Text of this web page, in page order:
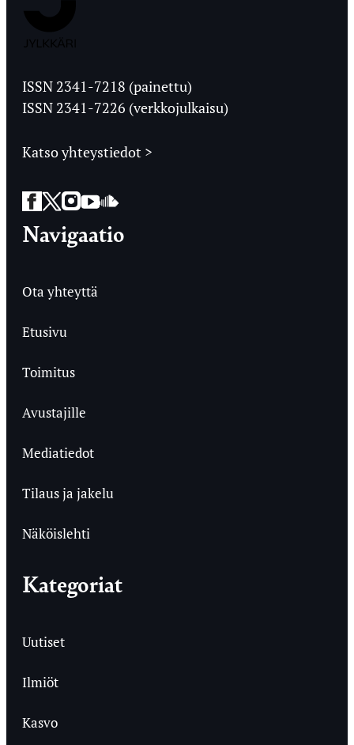
Ylioppilaslehti
ISSN 2341-7218 (painettu)
ISSN 2341-7226 (verkkojulkaisu)
Katso yhteystiedot >
Facebook
Twitter
Instagram
YouTube
SoundCloud
Navigaatio
Ota yhteyttä
Etusivu
Toimitus
Avustajille
Mediatiedot
Tilaus ja jakelu
Näköislehti
Kategoriat
Uutiset
Ilmiöt
Kasvo